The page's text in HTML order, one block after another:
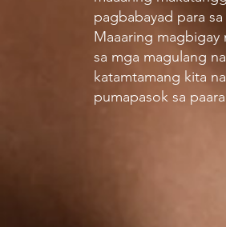
pagbabayad para
Maaaring magbigay
sa mga magulang
katamtamang kita
pumapasok sa